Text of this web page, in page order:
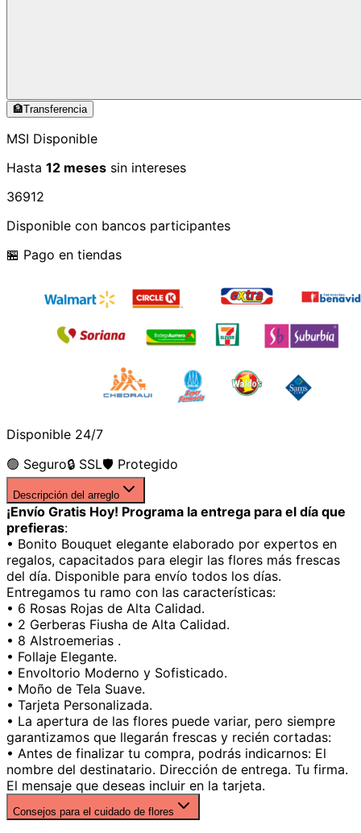
🏦Transferencia
MSI Disponible
Hasta 12 meses sin intereses
36912
Disponible con bancos participantes
🏪 Pago en tiendas
Disponible 24/7
🟢 Seguro🔒 SSL🛡️ Protegido
Descripción del arreglo
¡Envío Gratis Hoy! Programa la entrega para el día que
prefieras:
• Bonito Bouquet elegante elaborado por expertos en
regalos, capacitados para elegir las flores más frescas
del día. Disponible para envío todos los días.
Entregamos tu ramo con las características:
• 6 Rosas Rojas de Alta Calidad.
• 2 Gerberas Fiusha de Alta Calidad.
• 8 Alstroemerias .
• Follaje Elegante.
• Envoltorio Moderno y Sofisticado.
• Moño de Tela Suave.
• Tarjeta Personalizada.
• La apertura de las flores puede variar, pero siempre
garantizamos que llegarán frescas y recién cortadas:
• Antes de finalizar tu compra, podrás indicarnos: El
nombre del destinatario. Dirección de entrega. Tu firma.
El mensaje que deseas incluir en la tarjeta.
Consejos para el cuidado de flores